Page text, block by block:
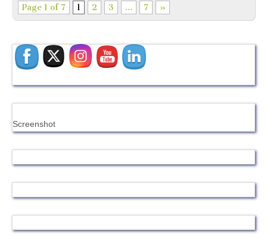
Page 1 of 7 1 2 3 … 7 »
Screenshot